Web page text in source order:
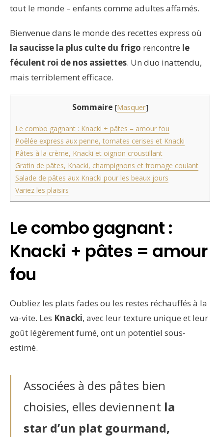
tout le monde – enfants comme adultes affamés.
Bienvenue dans le monde des recettes express où
la saucisse la plus culte du frigo rencontre le
féculent roi de nos assiettes. Un duo inattendu,
mais terriblement efficace.
Sommaire [Masquer]
Le combo gagnant : Knacki + pâtes = amour fou
Poêlée express aux penne, tomates cerises et Knacki
Pâtes à la crème, Knacki et oignon croustillant
Gratin de pâtes, Knacki, champignons et fromage coulant
Salade de pâtes aux Knacki pour les beaux jours
Variez les plaisirs
Le combo gagnant :
Knacki + pâtes = amour
fou
Oubliez les plats fades ou les restes réchauffés à la
va-vite. Les Knacki, avec leur texture unique et leur
goût légèrement fumé, ont un potentiel sous-
estimé.
Associées à des pâtes bien
choisies, elles deviennent la
star d’un plat gourmand,